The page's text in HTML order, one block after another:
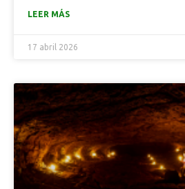
LEER MÁS
17 abril 2026